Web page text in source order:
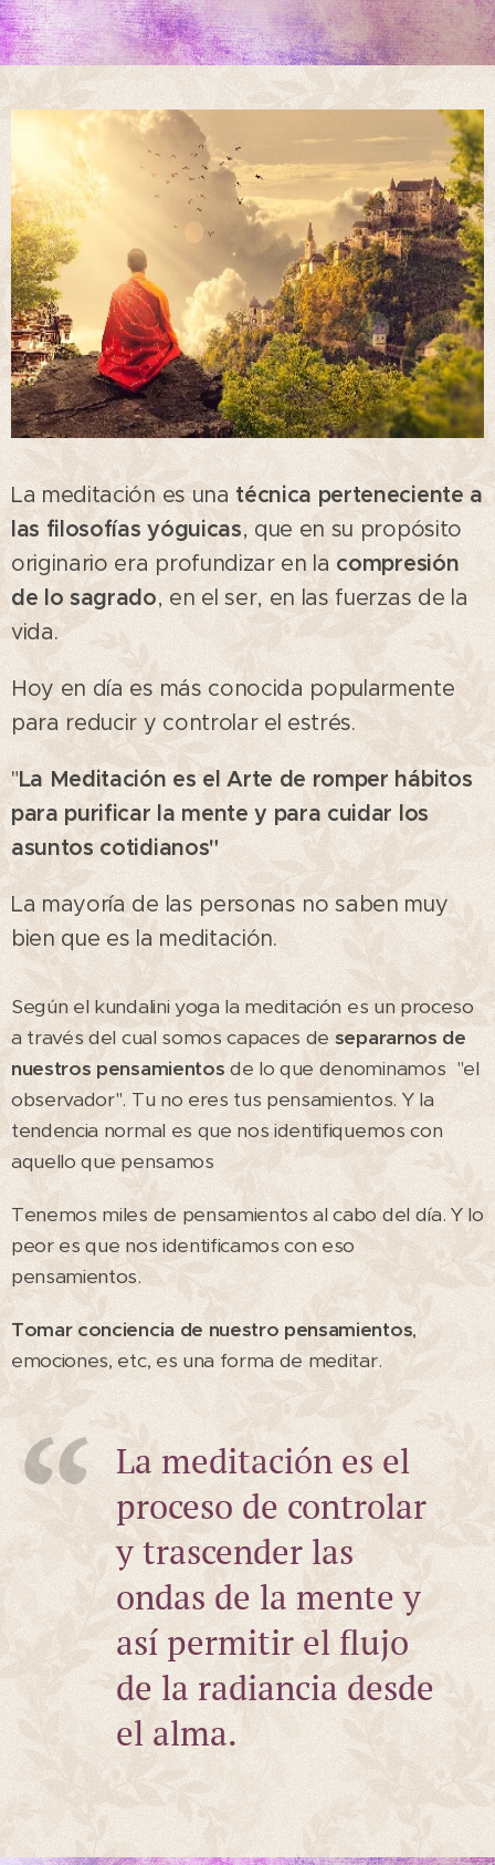
La meditación es unatécnica perteneciente a
las filosofías yóguicas, que en su propósito
originario era profundizar en lacompresión
de lo sagrado, en el ser, en las fuerzas de la
vida.
Hoy en día es más conocida popularmente
para reducir y controlar el estrés.
"La Meditación es el Arte de romper hábitos
para purificar la mente y para cuidar los
asuntos cotidianos"
La mayoría de las personas no saben muy
bien que es la meditación.
Según el kundalini yoga la meditación es un proceso
a través del cual somos capaces desepararnos de
nuestros pensamientosde lo que denominamos "el
observador". Tu no eres tus pensamientos. Y la
tendencia normal es que nos identifiquemos con
aquello que pensamos
Tenemos miles de pensamientos al cabo del día. Y lo
peor es que nos identificamos con eso
pensamientos.
Tomar conciencia de nuestro pensamientos,
emociones, etc, es una forma de meditar.
La meditación es el
proceso de controlar
y trascender las
ondas de la mente y
así permitir el flujo
de la radiancia desde
el alma.